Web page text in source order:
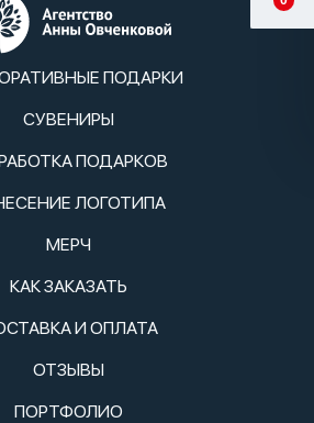
ПОДАРКИ
СУВЕНИРЫ
ПОДАРКОВ
ЛОГОТИПА
МЕРЧ
КАК ЗАКАЗАТЬ
И ОПЛАТА
ОТЗЫВЫ
ПОРТФОЛИО